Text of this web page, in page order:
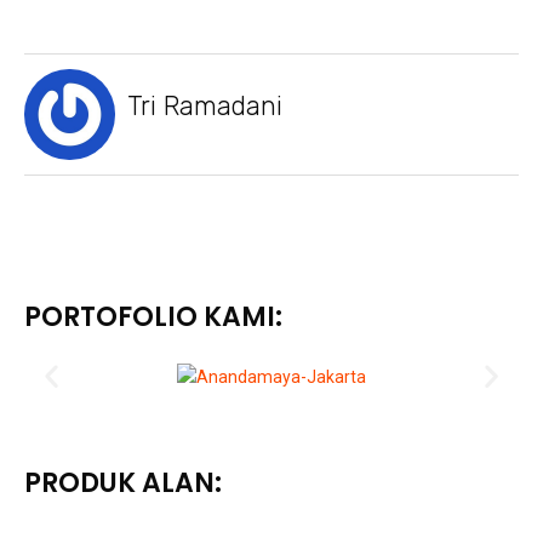
Tri Ramadani
PORTOFOLIO KAMI:
PRODUK ALAN: